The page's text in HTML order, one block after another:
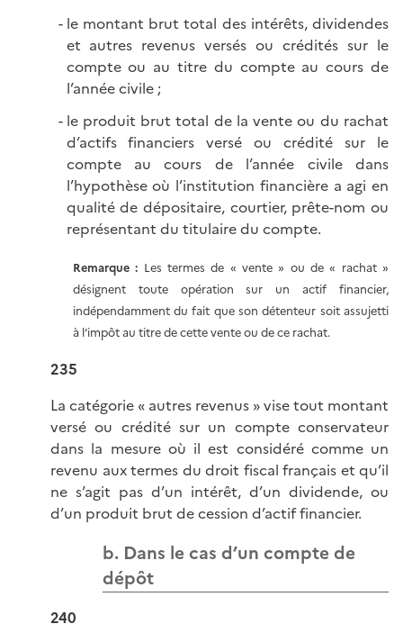
le montant brut total des intérêts, dividendes
et autres revenus versés ou crédités sur le
compte ou au titre du compte au cours de
l’année civile ;
le produit brut total de la vente ou du rachat
d’actifs financiers versé ou crédité sur le
compte au cours de l’année civile dans
l’hypothèse où l’institution financière a agi en
qualité de dépositaire, courtier, prête-nom ou
représentant du titulaire du compte.
Remarque : Les termes de « vente » ou de « rachat »
désignent toute opération sur un actif financier,
indépendamment du fait que son détenteur soit assujetti
à l’impôt au titre de cette vente ou de ce rachat.
235
La catégorie « autres revenus » vise tout montant
versé ou crédité sur un compte conservateur
dans la mesure où il est considéré comme un
revenu aux termes du droit fiscal français et qu’il
ne s’agit pas d’un intérêt, d’un dividende, ou
d’un produit brut de cession d’actif financier.
b. Dans le cas d’un compte de
dépôt
240